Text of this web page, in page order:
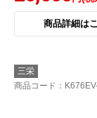
商品詳細は
三栄
商品コード ：